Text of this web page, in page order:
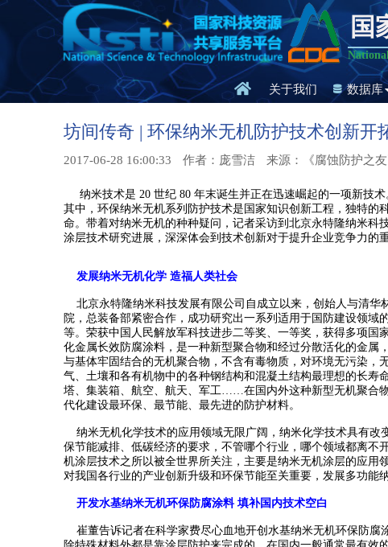
国
关于我们 数据库
坊间传奇 | 环保纳米无机防护技术创新
2017-06-28 16:00:33 作者：庞雪洁 来源：《腐蚀防护之友
纳米技术是 20 世纪 80 年末诞生并正在迅速崛起的一项新技
其中，环保纳米无机系列防护技术是国家知识创新工程，独特
命。带着对纳米无机的种种疑问，记者采访到北京永特隆纳米
涂层技术研究进展，深深体会到技术创新对于提升企业竞争力的重
发展纳米无机化学 造福人类社会
北京永特隆纳米科技发展有限公司自成立以来，创始人与清华
院，总装备部紧密合作，成功研究出一系列适用于国防建设领
等。 荣获中国人民解放军科技进步二等奖、一等奖，获得多项国
化金属长效防腐涂料，是一种新型聚合物和经过分散活化的金
与基体牢固结合的无机聚合物，不含有毒物质，对环境无污染
气、土壤和各有机物中的各种钢结构和混凝土结构最理想的长
塔、集装箱、航空、航天、军工……在国内外这种新型无机聚合
代化建设最环保、最节能、最先进的防护材料。
纳米无机化学技术的应用领域无限广阔，纳米化学技术具有改
保节能减排、低碳经济的要求，不管哪个行业，哪个领域都离
机涂层技术之所以被全世界所关注，主要是纳米无机涂层的应用
对我国各行业的产业创新升级和环保节能至关重要，发展多功能
开发水基纳米无机环保防腐涂料 填补国内技术空白
崔董告诉记者在科学家费尽心血地开创水基纳米无机环保防腐